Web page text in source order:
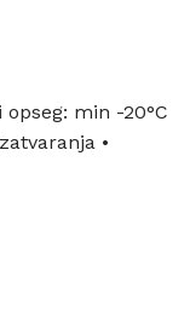
min -20°C
•